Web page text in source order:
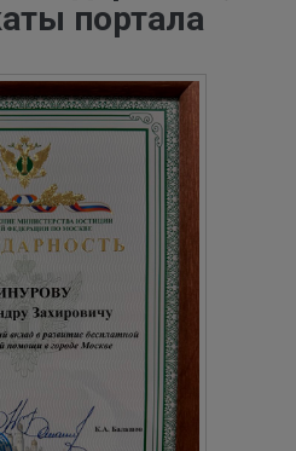
портала